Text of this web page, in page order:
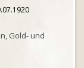
Gold- und